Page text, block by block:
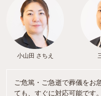
小山田 さちえ
ご危篤・ご急逝で葬儀をお
ても、すぐに対応可能です。